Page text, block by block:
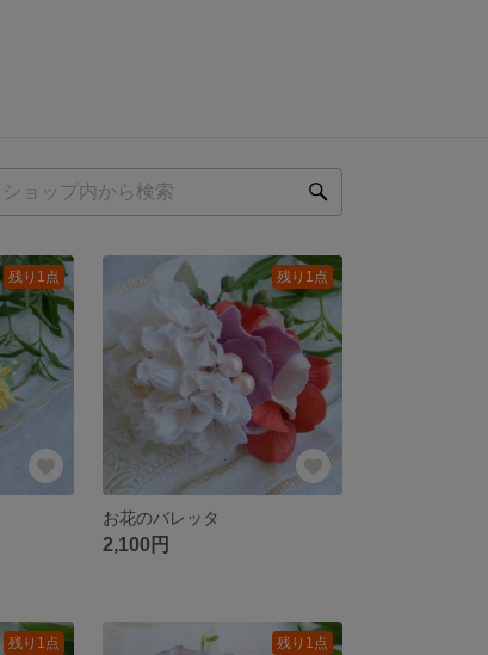
残り1点 残り1点
お花のバレッタ
2,100円
残り1点 残り1点